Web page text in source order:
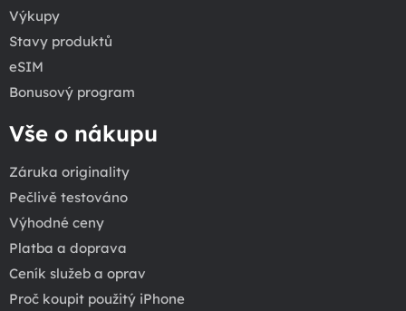
Výkupy
Stavy produktů
eSIM
Bonusový program
Vše o nákupu
Záruka originality
Pečlivě testováno
Výhodné ceny
Platba a doprava
Ceník služeb a oprav
Proč koupit použitý iPhone